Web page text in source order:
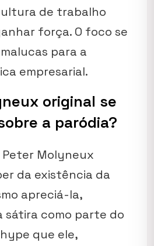
de trabalho
força. O foco se
para a
empresarial.
original se
a paródia?
Molyneux
da existência da
apreciá-la,
sátira como parte do
que ele,